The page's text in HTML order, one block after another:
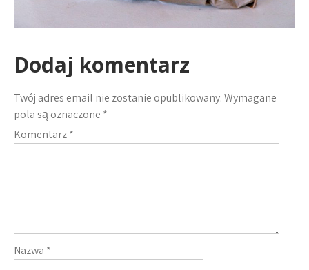
Dodaj komentarz
Twój adres email nie zostanie opublikowany.Wymagane
pola są oznaczone *
Komentarz*
Nazwa *